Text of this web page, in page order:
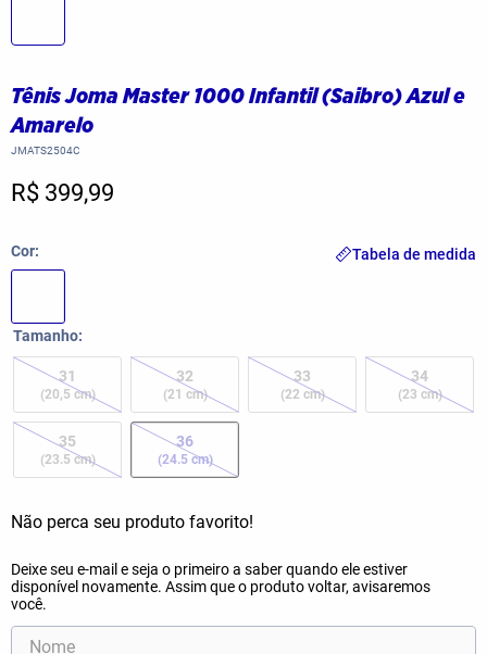
Tênis Joma Master 1000 Infantil (Saibro) Azul e
Amarelo
JMATS2504C
R$ 399,99
Cor
Tamanho
31
(20,5 cm)
32
(21 cm)
33
(22 cm)
34
(23 cm)
35
(23.5 cm)
36
(24.5 cm)
Tabela de medida